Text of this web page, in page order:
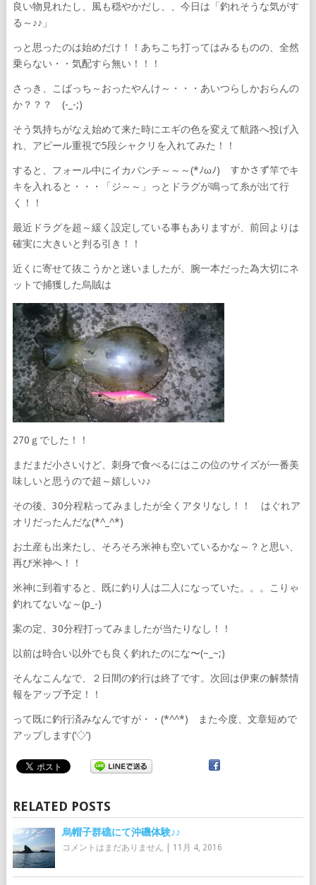
良い物見れたし、風も穏やかだし、、今日は「釣れそうな気がす
る～♪♪」
っと思ったのは始めだけ！！あちこち打ってはみるものの、全然
乗らない・・気配すら無い！！！
さっき、こばっち～おったやんけ～・・・あいつらしかおらんの
か？？？ (-_-;)
そう気持ちがなえ始めて来た時にエギの色を変えて航路へ投げ入
れ、アピール重視で5段シャクリを入れてみた！！
すると、フォール中にイカパンチ～～～(*ﾉωﾉ) すかさず竿でキ
キを入れると・・・「ジ～～」っとドラグが鳴って糸が出て行
く！！
最近ドラグを超～緩く設定している事もありますが、前回よりは
確実に大きいと判る引き！！
近くに寄せて抜こうかと迷いましたが、腕一本だった為大切にネ
ットで捕獲した烏賊は
270ｇでした！！
まだまだ小さいけど、刺身で食べるにはこの位のサイズが一番美
味しいと思うので超～嬉しい♪♪
その後、30分程粘ってみましたが全くアタリなし！！ はぐれア
オリだったんだな(*^_^*)
お土産も出来たし、そろそろ米神も空いているかな～？と思い、
再び米神へ！！
米神に到着すると、既に釣り人は二人になっていた。。。こりゃ
釣れてないな～(p_-)
案の定、30分程打ってみましたが当たりなし！！
以前は時合い以外でも良く釣れたのにな〜(~_~;)
そんなこんなで、２日間の釣行は終了です。次回は伊東の解禁情
報をアップ予定！！
って既に釣行済みなんですが・・(*^^*) また今度、文章短めで
アップします(‘◇’)ゞ
RELATED POSTS
烏帽子群礁にて沖磯体験♪♪
コメントはまだありません 11月 4, 2016